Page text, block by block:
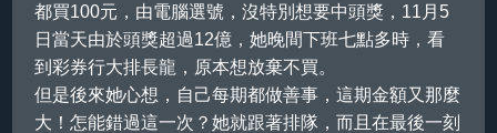
都買100元，由電腦選號，沒特別想要中頭獎，11月5
日當天由於頭獎超過12億，她晚間下班七點多時，看
到彩券行大排長龍，原本想放棄不買。
但是後來她心想，自己每期都做善事，這期金額又那麼
大！怎能錯過這一次？她就跟著排隊，而且在最後一刻